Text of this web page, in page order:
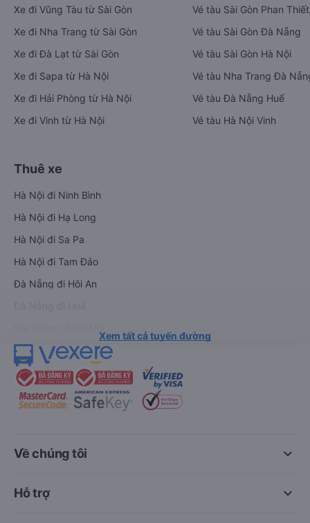
Xe đi Vũng Tàu từ Sài Gòn
Xe đi Nha Trang từ Sài Gòn
Xe đi Đà Lạt từ Sài Gòn
Xe đi Sapa từ Hà Nội
Xe đi Hải Phòng từ Hà Nội
Xe đi Vinh từ Hà Nội
Vé tàu Sài Gòn Phan Thiết
Vé tàu Sài Gòn Đà Nẵng
Vé tàu Sài Gòn Hà Nội
Vé tàu Nha Trang Đà
Vé tàu Đà Nẵng Huế
Vé tàu Hà Nội Vinh
Thuê xe
Hà Nội đi Ninh Bình
Hà Nội đi Hạ Long
Hà Nội đi Sa Pa
Hà Nội đi Tam Đảo
Đà Nẵng đi Hội An
Xem tất cả tuyến đường
keyboard_arrow_down
Về chúng tôi
keyboard_arrow_down
Hỗ trợ